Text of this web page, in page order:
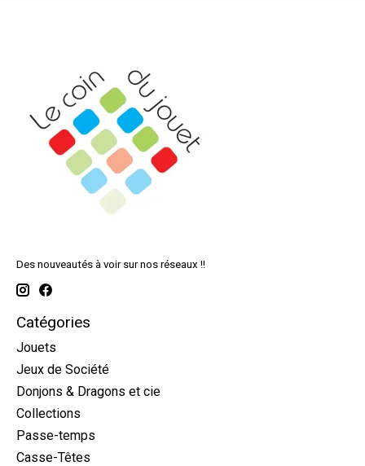
Des nouveautés à voir sur nos réseaux !!
Catégories
Jouets
Jeux de Société
Donjons & Dragons et cie
Collections
Passe-temps
Casse-Têtes